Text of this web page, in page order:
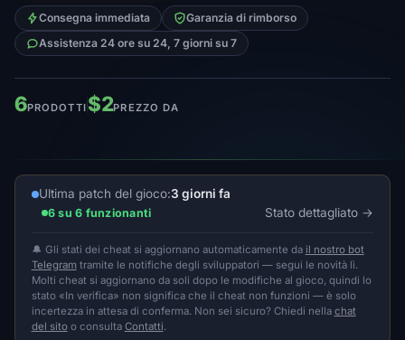
Consegna immediata
Garanzia di rimborso
Assistenza 24 ore su 24, 7 giorni su 7
6PRODOTTI$2PREZZO DA
Ultima patch del gioco:3 giorni fa
6 su 6 funzionanti Stato dettagliato
🔔 Gli stati dei cheat si aggiornano automaticamente da il nostro bot
Telegram tramite le notifiche degli sviluppatori — segui le novità lì.
Molti cheat si aggiornano da soli dopo le modifiche al gioco, quindi lo
stato «In verifica» non significa che il cheat non funzioni — è solo
incertezza in attesa di conferma. Non sei sicuro? Chiedi nella chat
del sitoo consulta Contatti.